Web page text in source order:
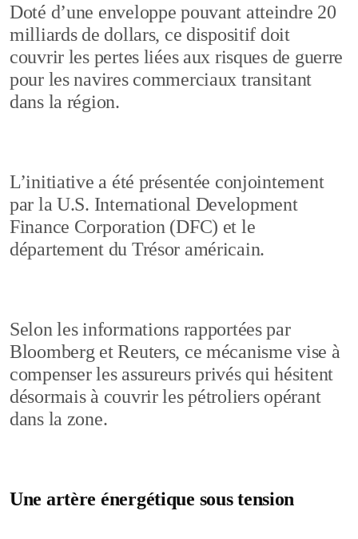
Doté d’une enveloppe pouvant atteindre 20
milliards de dollars, ce dispositif doit
couvrir les pertes liées aux risques de guerre
pour les navires commerciaux transitant
dans la région.
L’initiative a été présentée conjointement
par la U.S. International Development
Finance Corporation (DFC) et le
département du Trésor américain.
Selon les informations rapportées par
Bloomberg et Reuters, ce mécanisme vise à
compenser les assureurs privés qui hésitent
désormais à couvrir les pétroliers opérant
dans la zone.
Une artère énergétique sous tension